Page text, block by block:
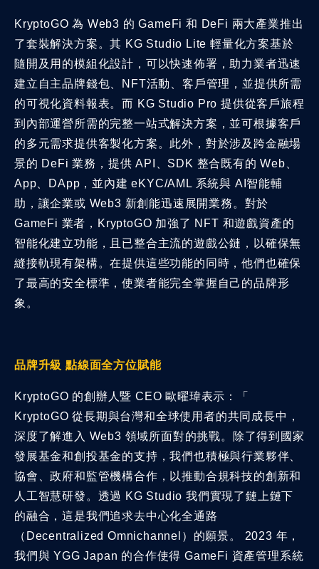
KryptoGO 為 Web3 的 GameFi 和 DeFi 兩大產業推出
了套裝解決方案。其 KG Studio Lite 輕量化方案基於
隨開及用的模組化設計，可以快速佈署，助力業者迅速
建立自主品牌錢包、NFT活動、客戶管理，並提供所需
的可視化資料報表。而 KG Studio Pro 提供從客戶旅程
到內部運營所需的完整一站式解決方案，並可根據客戶
的多元需求提供客製化方案。此外，對於涉及跨金融場
景的 DeFi 業務，提供 API、SDK 整合既有的 Web、
App、DApp，並內建 eKYC/AML 系統與 AI智能輔
助，讓企業或 Web3 新創能迅速展開業務。對於
GameFi 業者，KryptoGO 加強了 NFT 和遊戲資產的
智能化建立功能，且已整合主流的遊戲公鏈，以確保無
縫接軌現有架構。在提供這些功能的同時，他們也確保
了最高的安全標準，使業者能完全掌握自己的品牌形
象。
品牌升級 點線面全方位賦能
KryptoGO 的創辦人暨 CEO 歐曜瑋表示：「
KryptoGO 從長期與台灣和全球使用者的共同成長中，
深度了解進入 Web3 領域所面對的挑戰。除了得到國家
發展基金和創投基金的支持，我們也積極與行業夥伴、
協會、政府和監管機構合作，以推動合規科技的創新和
人工智慧研發。透過 KG Studio 我們實現了鏈上鏈下
的融合，這是我們追求去中心化全通路
（Decentralized Omnichannel）的願景。 2023 年，
我們與 YGG Japan 的合作使得 GameFi 資產管理系統